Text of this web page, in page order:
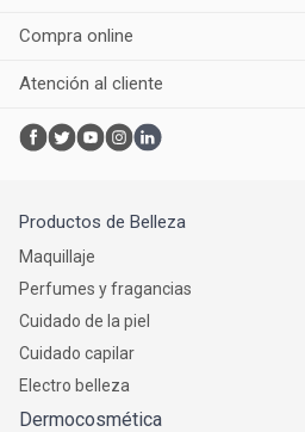
Compra online
Atención al cliente
Productos de Belleza
Maquillaje
Perfumes y fragancias
Cuidado de la piel
Cuidado capilar
Electro belleza
Dermocosmética